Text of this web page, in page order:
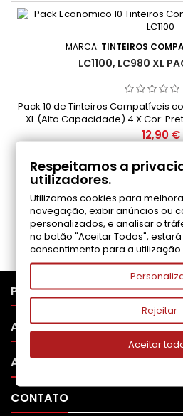
MARCA: TINTEIROS
LC1100, LC980 XL
Pack 10 de Tinteiros Compatíveis
XL (Alta Capacidade) 4 X Cor:
X Cor: Ciano - Capacidade:
- Capacidade: 18 ml 2 X Cor:
Preço
12,90 €
Adicionar ao
PRODUTOS
APOIO AO CLIENTE
A SUA CONTA
CONTATO
Respeitamos a
utilizadores.
Utilizamos cookies para
navegação, exibir anúncios ou
personalizados, e analisar o
no botão "Aceitar Todos",
consentimento para a
Rejeitar
Aceitar